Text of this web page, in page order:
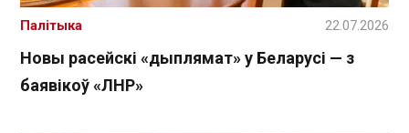
Новы расейскі «дыплямат» у Беларусі — з
баявікоў «ЛНР»
Палітыка 22.07.2026